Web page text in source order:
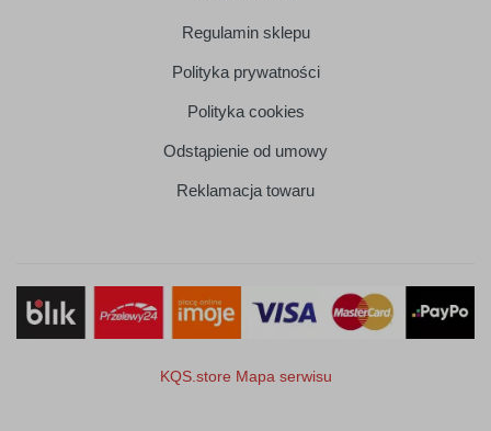
Regulamin sklepu
Polityka prywatności
Polityka cookies
Odstąpienie od umowy
Reklamacja towaru
KQS.store Mapa serwisu